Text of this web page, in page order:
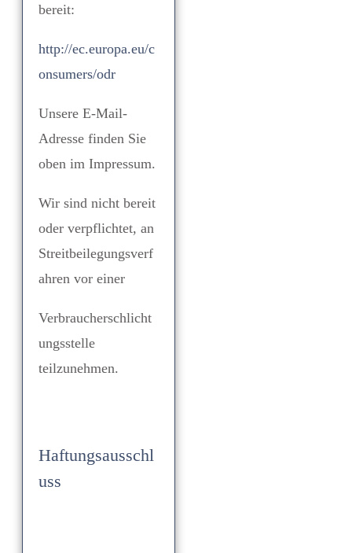
bereit:
http://ec.europa.eu/c
onsumers/odr
Unsere E-Mail-
Adresse finden Sie
oben im Impressum.
Wir sind nicht bereit
oder verpflichtet, an
Streitbeilegungsverf
ahren vor einer
Verbraucherschlicht
ungsstelle
teilzunehmen.
Haftungsausschl
uss